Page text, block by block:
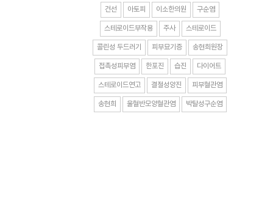
건선 아토피 이소한의원 구순염
스테로이드부작용 주사 스테로이드
콜린성 두드러기 피부묘기증 송현희원장
접촉성피부염 한포진 습진 다이어트
스테로이드연고 결절성양진 피부혈관염
송현희 울혈반모양혈관염 박탈성구순염